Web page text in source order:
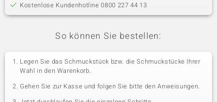
Kostenlose Kundenhotline 0800 227 44 13
So können Sie bestellen:
Legen Sie das Schmuckstück bzw. die Schmuckstücke Ihrer
Wahl in den Warenkorb.
Gehen Sie zur Kasse und folgen Sie bitte den Anweisungen.